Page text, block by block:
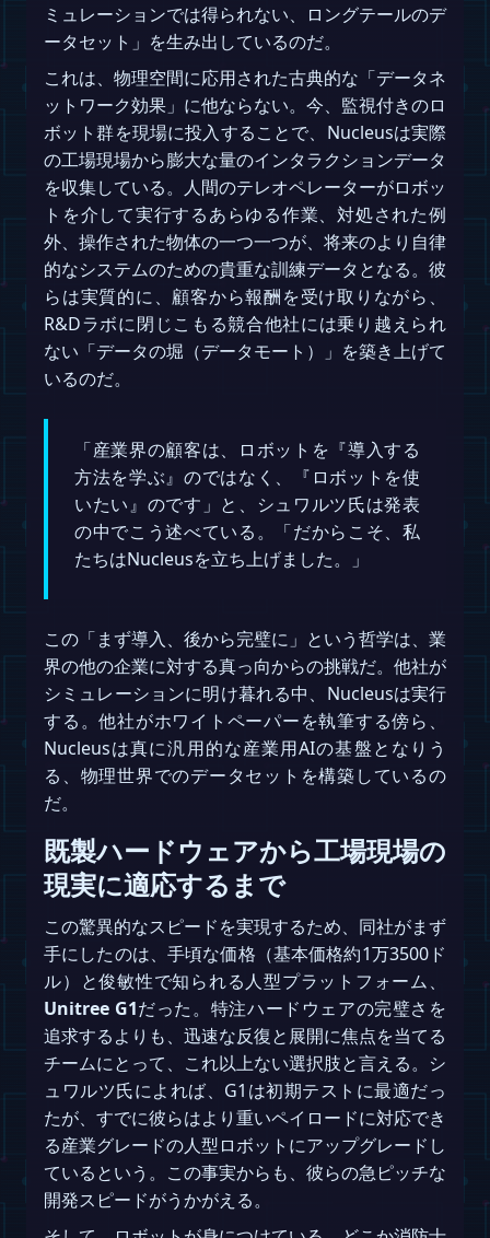
ミュレーションでは得られない、ロングテールのデ
ータセット」を生み出しているのだ。
これは、物理空間に応用された古典的な「データネ
ットワーク効果」に他ならない。今、監視付きのロ
ボット群を現場に投入することで、Nucleusは実際
の工場現場から膨大な量のインタラクションデータ
を収集している。人間のテレオペレーターがロボッ
トを介して実行するあらゆる作業、対処された例
外、操作された物体の一つ一つが、将来のより自律
的なシステムのための貴重な訓練データとなる。彼
らは実質的に、顧客から報酬を受け取りながら、
R&Dラボに閉じこもる競合他社には乗り越えられ
ない「データの堀（データモート）」を築き上げて
いるのだ。
「産業界の顧客は、ロボットを『導入する
方法を学ぶ』のではなく、『ロボットを使
いたい』のです」と、シュワルツ氏は発表
の中でこう述べている。「だからこそ、私
たちはNucleusを立ち上げました。」
この「まず導入、後から完璧に」という哲学は、業
界の他の企業に対する真っ向からの挑戦だ。他社が
シミュレーションに明け暮れる中、Nucleusは実行
する。他社がホワイトペーパーを執筆する傍ら、
Nucleusは真に汎用的な産業用AIの基盤となりう
る、物理世界でのデータセットを構築しているの
だ。
既製ハードウェアから工場現場の
現実に適応するまで
この驚異的なスピードを実現するため、同社がまず
手にしたのは、手頃な価格（基本価格約1万3500ド
ル）と俊敏性で知られる人型プラットフォーム、
Unitree G1だった。特注ハードウェアの完璧さを
追求するよりも、迅速な反復と展開に焦点を当てる
チームにとって、これ以上ない選択肢と言える。シ
ュワルツ氏によれば、G1は初期テストに最適だっ
たが、すでに彼らはより重いペイロードに対応でき
る産業グレードの人型ロボットにアップグレードし
ているという。この事実からも、彼らの急ピッチな
開発スピードがうかがえる。